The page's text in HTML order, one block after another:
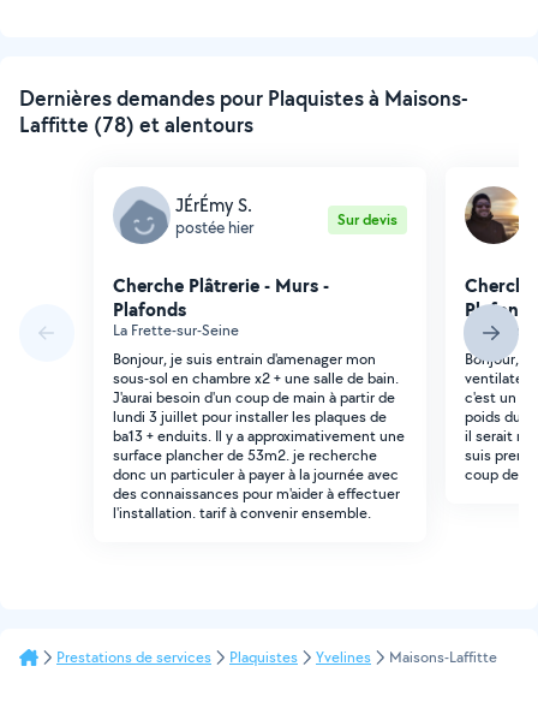
Dernières demandes pour Plaquistes à Maisons-
Laffitte (78) et alentours
JÉrÉmy S.
postée hier Sur devis
Cherche Plâtrerie - Murs -
Plafonds
La Frette-sur-Seine
Bonjour, je suis entrain d'amenager mon
sous-sol en chambre x2 + une salle de bain.
J'aurai besoin d'un coup de main à partir de
lundi 3 juillet pour installer les plaques de
ba13 + enduits. Il y a approximativement une
surface plancher de 53m2. je recherche
donc un particuler à payer à la journée avec
des connaissances pour m'aider à effectuer
l'installation. tarif à convenir ensemble.
Plafonds
Bonjour,
c'est un
poids du
il serait
suis
coup de
Prestations de services Plaquistes Yvelines Maisons-Laffitte